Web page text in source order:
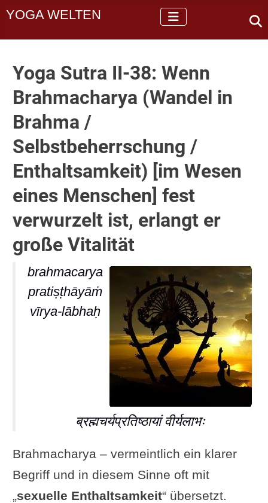
YOGA WELTEN
Yoga Sutra II-38: Wenn
Brahmacharya (Wandel in
Brahma /
Selbstbeherrschung /
Enthaltsamkeit) [im Wesen
eines Menschen] fest
verwurzelt ist, erlangt er
große Vitalität
brahmacarya
pratiṣṭhāyāṁ
vīrya-lābhaḥ
ब्रह्मचर्यप्रतिष्ठायां वीर्यलाभः
Brahmacharya – vermeintlich ein klarer
Begriff und in diesem Sinne oft mit
„sexuelle Enthaltsamkeit“ übersetzt.